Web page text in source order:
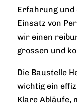
Erfahrung und
Einsatz von
wir einen
grossen und
Die Baustelle
wichtig ein
Klare Abläufe,